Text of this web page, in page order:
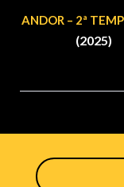
ANDOR – 2ª
(2025)